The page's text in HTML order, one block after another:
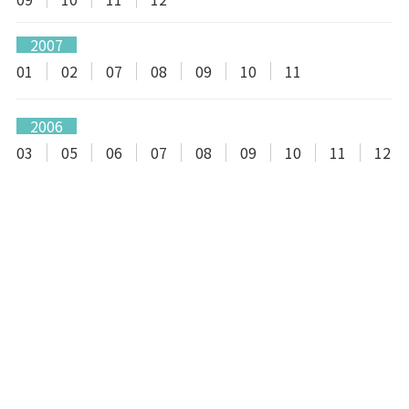
2007
01
02 07 08 09 10 11
2006
03
05 06 07 08 09 10 11 12